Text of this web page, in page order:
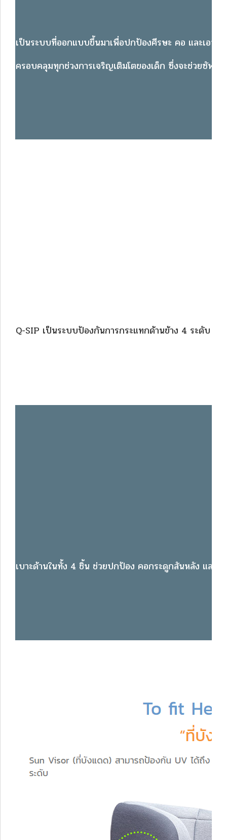
เป็นระบบที่ออกแบบขึ้นมาเพื่อปกป้องศีรษะ คอ และเอว ต
ครอบคลุมทุกช่วงการเจริญเติมโตของเด็ก ซึ่งจะช่วยซัพพ
Q-SIP เป็นระบบป้องกันการกระแทกด้านข้าง 4 ระดับ ที่
เบาะด้านในทั้ง 4 ชิ้น ช่วยปกป้อง คอกระดูกสันหลัง และล